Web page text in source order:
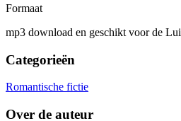
Formaat
mp3 download en geschikt voor de
Categorieën
Romantische fictie
Over de auteur